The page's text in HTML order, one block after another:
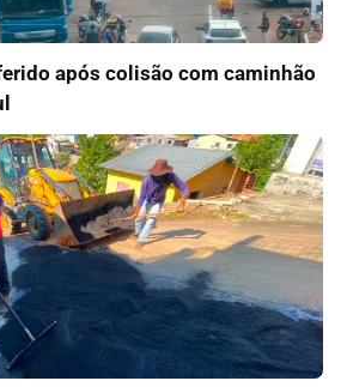
após colisão com caminhão